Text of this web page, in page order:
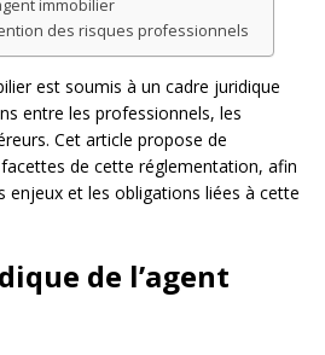
immobilier
des risques professionnels
est soumis à un cadre juridique
entre les professionnels, les
Cet article propose de
de cette réglementation, afin
enjeux et les obligations liées à cette
de l’agent